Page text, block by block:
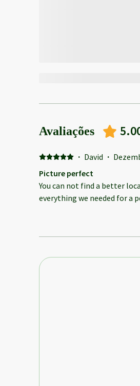
Avaliações
· David ·
Picture perfect
You can not find a better
everything we needed for a